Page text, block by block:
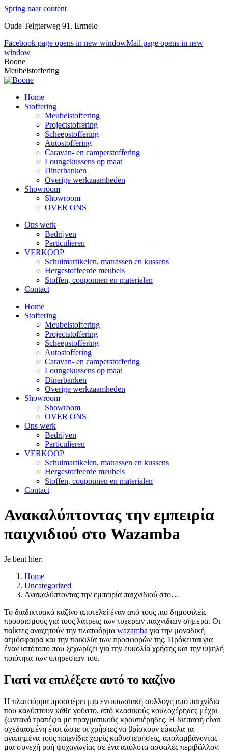
Spring naar content
Oude Telgterweg 91, Ermelo
Facebook page opens in new windowMail page opens in new
window
Boone
Meubelstoffering
Home
Stoffering
Meubelstoffering
Projectstoffering
Scheepstoffering
Autostoffering
Caravan- en camperstoffering
Loungekussens op maat
Dinerbanken
Overige werkzaamheden
Showroom
Showroom
OVER ONS
Ons werk
Bedrijven
Particulieren
VERKOOP
Schuimartikelen, matrassen en kussens
Hergestoffeerde meubels
Stoffen, couponnen en materialen
Contact
Home
Stoffering
Meubelstoffering
Projectstoffering
Scheepstoffering
Autostoffering
Caravan- en camperstoffering
Loungekussens op maat
Dinerbanken
Overige werkzaamheden
Showroom
Showroom
OVER ONS
Ons werk
Bedrijven
Particulieren
VERKOOP
Schuimartikelen, matrassen en kussens
Hergestoffeerde meubels
Stoffen, couponnen en materialen
Contact
Ανακαλύπτοντας την εμπειρία
παιχνιδιού στο Wazamba
Je bent hier:
Home
Uncategorized
Ανακαλύπτοντας την εμπειρία παιχνιδιού στο…
Το διαδικτυακό καζίνο αποτελεί έναν από τους πιο δημοφιλείς
προορισμούς για τους λάτρεις των τυχερών παιχνιδιών σήμερα. Οι
παίκτες αναζητούν την πλατφόρμα wazamba για την μοναδική
ατμόσφαιρα και την ποικιλία των προσφορών της. Πρόκειται για
έναν ιστότοπο που ξεχωρίζει για την ευκολία χρήσης και την υψηλή
ποιότητα των υπηρεσιών του.
Γιατί να επιλέξετε αυτό το καζίνο
Η πλατφόρμα προσφέρει μια εντυπωσιακή συλλογή από παιχνίδια
που καλύπτουν κάθε γούστο, από κλασικούς κουλοχέρηδες μέχρι
ζωντανά τραπέζια με πραγματικούς κρουπιέρηδες. Η διεπαφή είναι
σχεδιασμένη έτσι ώστε οι χρήστες να βρίσκουν εύκολα τα
αγαπημένα τους παιχνίδια χωρίς καθυστερήσεις, απολαμβάνοντας
μια συνεχή ροή ψυχαγωγίας σε ένα απόλυτα ασφαλές περιβάλλον.